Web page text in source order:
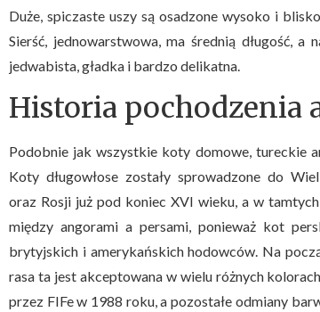
Duże, spiczaste uszy są osadzone wysoko i
Sierść, jednowarstwowa, ma średnią długość,
jedwabista, gładka i bardzo delikatna.
Historia pochodzenia
Podobnie jak wszystkie koty domowe, tureckie
Koty długowłose zostały sprowadzone do
oraz Rosji już pod koniec XVI wieku, a w
między angorami a persami, ponieważ kot
brytyjskich i amerykańskich hodowców. Na
rasa ta jest akceptowana w wielu różnych
przez FIFe w 1988 roku, a pozostałe odmiany